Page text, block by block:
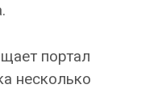
портал
несколько